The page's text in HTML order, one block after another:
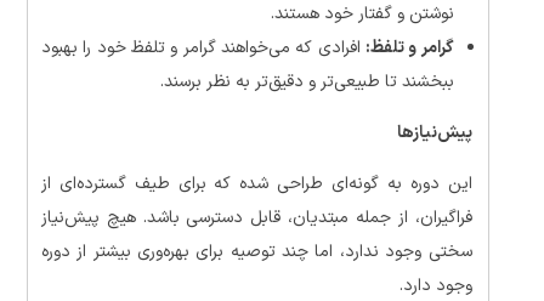
نوشتن و گفتار خود هستند.
گرامر و تلفظ: افرادی که می‌خواهند گرامر و تلفظ خود را بهبود
ببخشند تا طبیعی‌تر و دقیق‌تر به نظر برسند.
پیش‌نیازها
این دوره به گونه‌ای طراحی شده که برای طیف گسترده‌ای از
فراگیران، از جمله مبتدیان، قابل دسترسی باشد. هیچ پیش‌نیاز
سختی وجود ندارد، اما چند توصیه برای بهره‌وری بیشتر از دوره
وجود دارد.